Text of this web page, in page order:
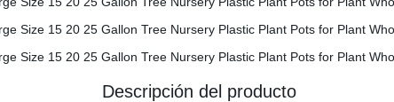
Descripción del producto